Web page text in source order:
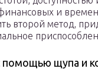
и
второй метод,
помощью щупа и